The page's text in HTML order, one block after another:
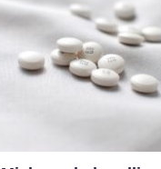
årsagen er...